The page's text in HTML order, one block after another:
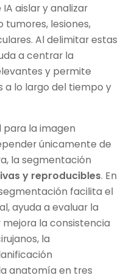
aislar y analizar
tumores, lesiones,
Al delimitar estas
a centrar la
y permite
a lo largo del tiempo y
para la imagen
únicamente de
la segmentación
y reproducibles. En
facilita el
ayuda a evaluar la
la consistencia
la
anatomía en tres